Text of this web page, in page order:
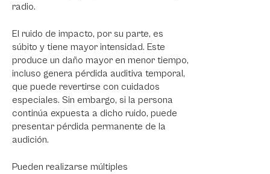
radio.
El ruido de impacto, por su parte, es
súbito y tiene mayor intensidad. Este
produce un daño mayor en menor tiempo,
incluso genera pérdida auditiva temporal,
que puede revertirse con cuidados
especiales. Sin embargo, si la persona
continúa expuesta a dicho ruido, puede
presentar pérdida permanente de la
audición.
Pueden realizarse múltiples